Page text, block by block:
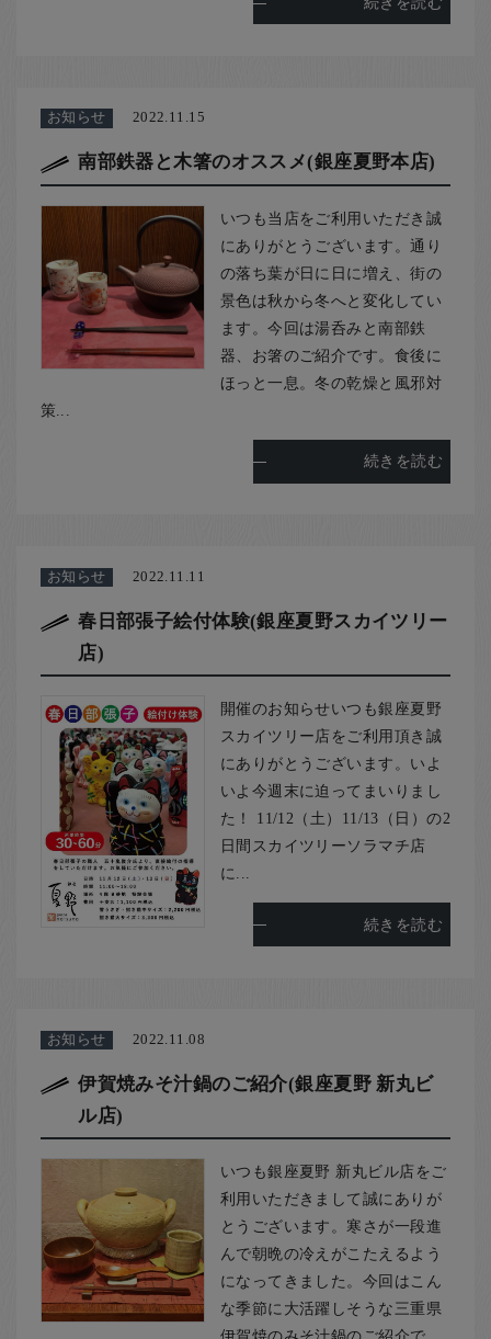
お知らせ 2022.11.15
南部鉄器と木箸のオススメ(銀座夏野本店)
いつも当店をご利用いただき誠
にありがとうございます。通り
の落ち葉が日に日に増え、街の
景色は秋から冬へと変化してい
ます。今回は湯呑みと南部鉄
器、お箸のご紹介です。食後に
ほっと一息。冬の乾燥と風邪対
策...
続きを読む
お知らせ 2022.11.11
春日部張子絵付体験(銀座夏野スカイツリー
店)
開催のお知らせいつも銀座夏野
スカイツリー店をご利用頂き誠
にありがとうございます。いよ
いよ今週末に迫ってまいりまし
た！ 11/12（土）11/13（日）の2
日間スカイツリーソラマチ店
に...
続きを読む
お知らせ 2022.11.08
伊賀焼みそ汁鍋のご紹介(銀座夏野 新丸ビ
ル店)
いつも銀座夏野 新丸ビル店をご
利用いただきまして誠にありが
とうございます。寒さが一段進
んで朝晩の冷えがこたえるよう
になってきました。今回はこん
な季節に大活躍しそうな三重県